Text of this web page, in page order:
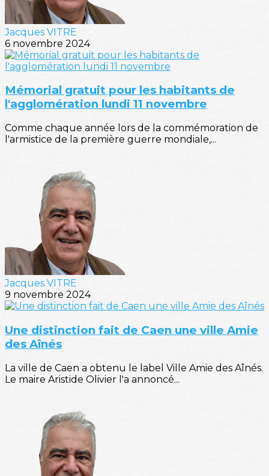
Jacques VITRE
6 novembre 2024
Mémorial gratuit pour les habitants de
l'agglomération lundi 11 novembre
Comme chaque année lors de la commémoration de
l'armistice de la première guerre mondiale,...
Jacques VITRE
9 novembre 2024
Une distinction fait de Caen une ville Amie
des Aînés
La ville de Caen a obtenu le label Ville Amie des Aînés.
Le maire Aristide Olivier l'a annoncé...